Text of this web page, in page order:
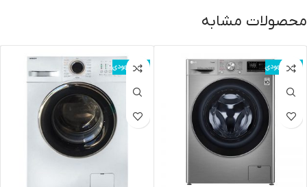
محصولات مشابه
اتمام موجودی اتمام موجودی